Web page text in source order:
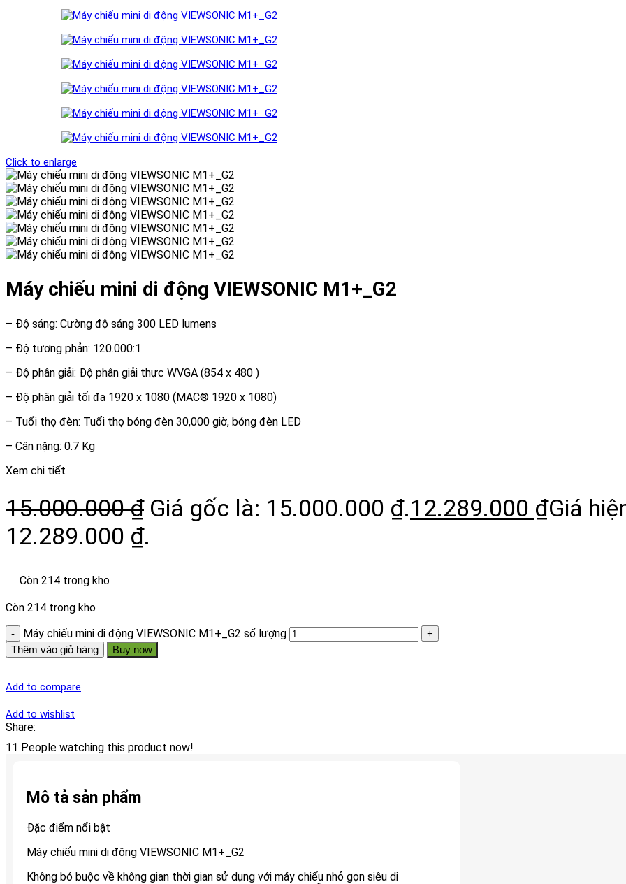
Click to enlarge
Máy chiếu mini di động VIEWSONIC M1+_G2
– Độ sáng: Cường độ sáng 300 LED lumens
– Độ tương phản: 120.000:1
– Độ phân giải: Độ phân giải thực WVGA (854 x 480 )
– Độ phân giải tối đa 1920 x 1080 (MAC® 1920 x 1080)
– Tuổi thọ đèn: Tuổi thọ bóng đèn 30,000 giờ, bóng đèn LED
– Cân nặng: 0.7 Kg
Xem chi tiết
15.000.000₫ Giá gốc là: 15.000.000 ₫.12.289.000 ₫Giá
12.289.000 ₫.
Còn 214 trong kho
Còn 214 trong kho
Máy chiếu mini di động VIEWSONIC M1+_G2 số lượng
Thêm vào giỏ hàng Buy now
Add to compare
Add to wishlist
Share:
11 People watching this product now!
Mô tả sản phẩm
Đặc điểm nổi bật
Máy chiếu mini di động VIEWSONIC M1+_G2
Không bó buộc về không gian thời gian sử dụng với máy chiếu nhỏ gọn siêu di